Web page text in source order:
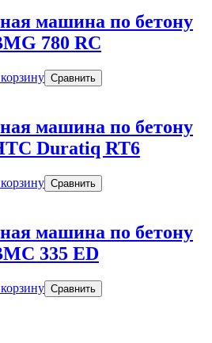
машина по бетону
780 RC
Сравнить
машина по бетону
Duratiq RT6
Сравнить
машина по бетону
335 ED
Сравнить